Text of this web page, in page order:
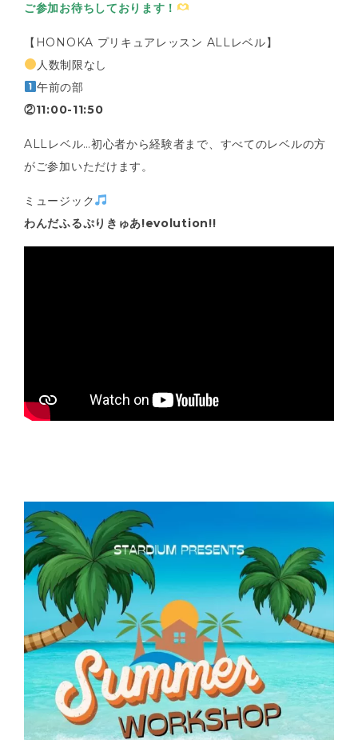
ご参加お待ちしております！
【HONOKA プリキュアレッスン ALLレベル】
人数制限なし
午前の部
②11:00-11:50
ALLレベル…初心者から経験者まで、すべてのレベルの方
がご参加いただけます。
ミュージック
わんだふるぷりきゅあ!evolution!!